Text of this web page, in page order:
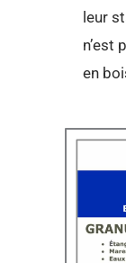
leur
n’est
en